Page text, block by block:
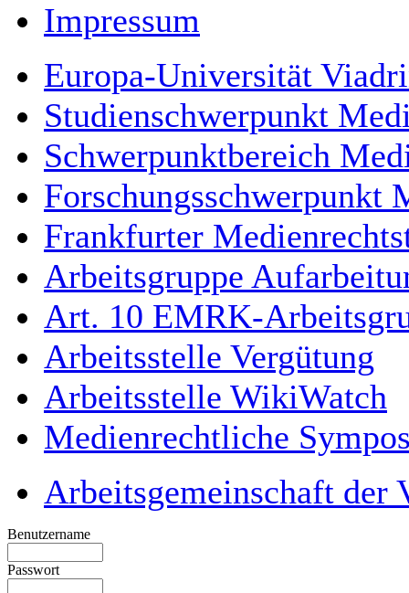
Impressum
Europa-Universität
Studienschwerpunkt
Schwerpunktbereich
Forschungsschwerpunkt
Frankfurter
Arbeitsgruppe
Art. 10 EMRK-
Arbeitsstelle Vergütung
Arbeitsstelle WikiWatch
Medienrechtliche
Arbeitsgemeinschaft der
Benutzername
Passwort